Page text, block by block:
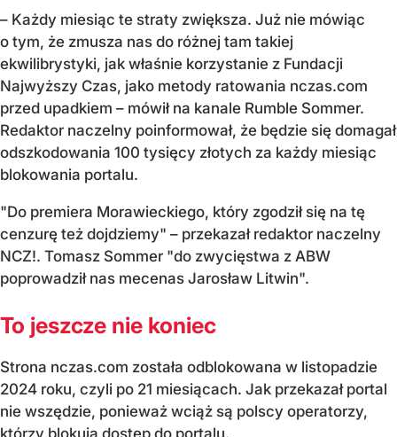
– Każdy miesiąc te straty zwiększa. Już nie mówiąc
o tym, że zmusza nas do różnej tam takiej
ekwilibrystyki, jak właśnie korzystanie z Fundacji
Najwyższy Czas, jako metody ratowania nczas.com
przed upadkiem – mówił na kanale Rumble Sommer.
Redaktor naczelny poinformował, że będzie się domagał
odszkodowania 100 tysięcy złotych za każdy miesiąc
blokowania portalu.
"Do premiera Morawieckiego, który zgodził się na tę
cenzurę też dojdziemy" – przekazał redaktor naczelny
NCZ!. Tomasz Sommer "do zwycięstwa z ABW
poprowadził nas mecenas Jarosław Litwin".
To jeszcze nie koniec
Strona nczas.com została odblokowana w listopadzie
2024 roku, czyli po 21 miesiącach. Jak przekazał portal
nie wszędzie, ponieważ wciąż są polscy operatorzy,
którzy blokują dostęp do portalu.